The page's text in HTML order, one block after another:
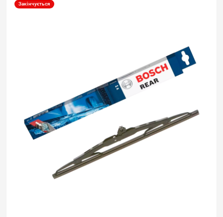
Закінчується